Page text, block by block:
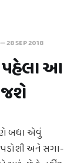
—28 SEP 2018
પહેલા આ
જશે
બધા એવું
અને સગા-